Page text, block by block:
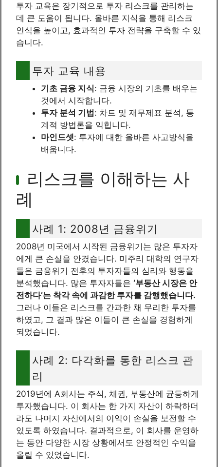
투자 교육은 장기적으로 투자 리스크를 관리하는
데 큰 도움이 됩니다. 올바른 지식을 통해 리스크
인식을 높이고, 효과적인 투자 전략을 구축할 수 있
습니다.
투자 교육 내용
기초 금융 지식: 금융 시장의 기초를 배우는
것에서 시작합니다.
투자 분석 기법 : 차트 및 재무제표 분석, 통
계적 방법론을 익힙니다.
마인드셋: 투자에 대한 올바른 사고방식을
배웁니다.
리스크를 이해하는 사
례
사례 1: 2008년 금융위기
2008년 미국에서 시작된 금융위기는 많은 투자자
에게 큰 손실을 안겼습니다. 미주리 대학의 연구자
들은 금융위기 전후의 투자자들의 심리와 행동을
분석했습니다. 많은 투자자들은 ‘부동산 시장은 안
전하다’는 착각 속에 과감한 투자를 감행했습니다.
그러나 이들은 리스크를 간과한 채 무리한 투자를
하였고, 그 결과 많은 이들이 큰 손실을 경험하게
되었습니다.
사례 2: 다각화를 통한 리스크 관
리
2019년에 A회사는 주식, 채권, 부동산에 균등하게
투자했습니다. 이 회사는 한 가지 자산이 하락하더
라도 나머지 자산에서의 이익이 손실을 보전할 수
있도록 하였습니다. 결과적으로, 이 회사를 운영하
는 동안 다양한 시장 상황에서도 안정적인 수익을
올릴 수 있었습니다.